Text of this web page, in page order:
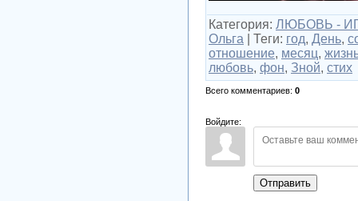
Категория: ЛЮБОВЬ -
Ольга
Теги: год, День,
отношение, месяц,
любовь, фон, Зной, стих
Всего комментариев: 0
Войдите:
Отправить